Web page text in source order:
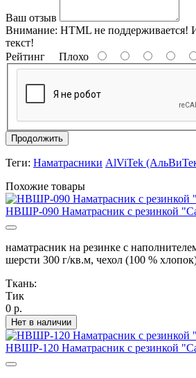
Ваш отзыв
Внимание: HTML не поддерживается!
текст!
Рейтинг Плохо
Продолжить
Теги: Наматрасники AlViTek
Похожие товары
НВШР-090 Наматрасник с резинкой
наматрасник на резинке с
шерсти 300 г/кв.м, чехол (100 %
Ткань:
Тик
0 р.
Нет в наличии
НВШР-120 Наматрасник с резинкой